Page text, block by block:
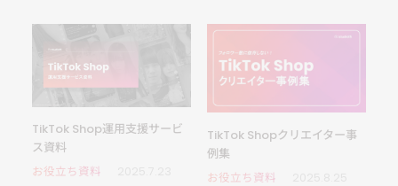
TikTok Shop運用支援サービ
ス資料
お役立ち資料
TikTok Shopクリエイター事
例集
お役立ち資料